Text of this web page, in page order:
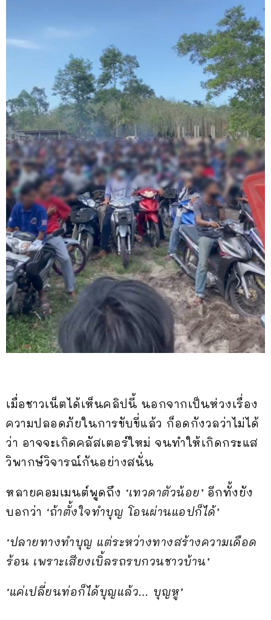
เมื่อชาวเน็ตได้เห็นคลิปนี้ นอกจากเป็นห่วงเรื่อง
ความปลอดภัยในการขับขี่แล้ว ก็อดกังวลว่าไม่ได้
ว่า อาจจะเกิดคลัสเตอร์ใหม่ จนทำให้เกิดกระแส
วิพากษ์วิจารณ์กันอย่างสนั่น
หลายคอมเมนต์พูดถึง ‘เทวดาตัวน้อย’อีกทั้งยัง
บอกว่า ‘ถ้าตั้งใจทำบุญ โอนผ่านแอปก็ได้’
‘ปลายทางทำบุญ แต่ระหว่างทางสร้างความเดือด
ร้อน เพราะเสียงเบิ้ลรถรบกวนชาวบ้าน’
‘แค่เปลี่ยนท่อก็ได้บุญแล้ว… บุญหู’